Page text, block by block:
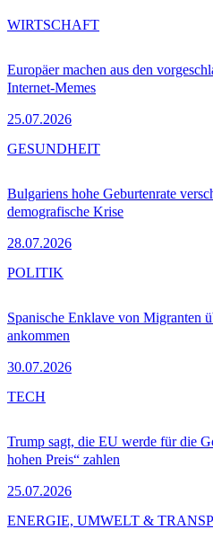
Europäer machen aus den
Internet-Memes
25.07.2026
WIRTSCHAFT
Bulgariens hohe Geburtenrate
demografische Krise
28.07.2026
GESUNDHEIT
Spanische Enklave von Migranten
ankommen
30.07.2026
POLITIK
Trump sagt, die EU werde für die
hohen Preis“ zahlen
25.07.2026
TECH
ENERGIE, UMWELT &